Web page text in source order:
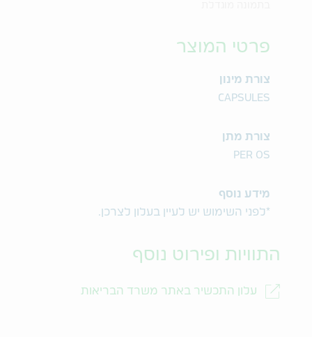
פרטי המוצר
צורת מינון
CAPSULES
צורת מתן
PER OS
מידע נוסף
*לפני השימוש יש לעיין בעלון לצרכן.
התוויות ופירוט נוסף
עלון התכשיר באתר משרד הבריאות